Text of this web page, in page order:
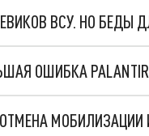
ВСУ. НО БЕДЫ